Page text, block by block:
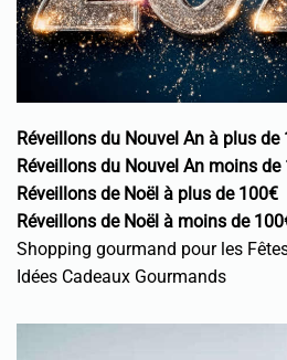
Réveillons du Nouvel An à plus de
Réveillons du Nouvel An moins de
Réveillons de Noël à plus de 100€
Réveillons de Noël à moins de
Shopping gourmand pour les
Idées Cadeaux Gourmands